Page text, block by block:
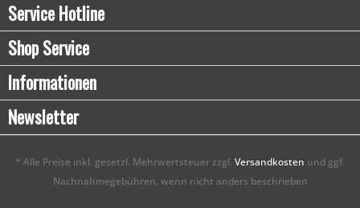
Service Hotline
Shop Service
Informationen
Newsletter
* Alle Preise inkl. gesetzl. Mehrwertsteuer zzgl. Versandkosten und ggf.
Nachnahmegebühren, wenn nicht anders beschrieben